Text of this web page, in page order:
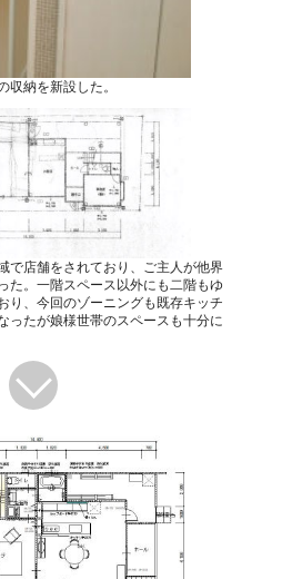
収納を新設した。
で店舗をされており、ご主人が他界
た。一階スペース以外にも二階もゆ
り、今回のゾーニングも既存キッチ
ったが娘様世帯のスペースも十分に